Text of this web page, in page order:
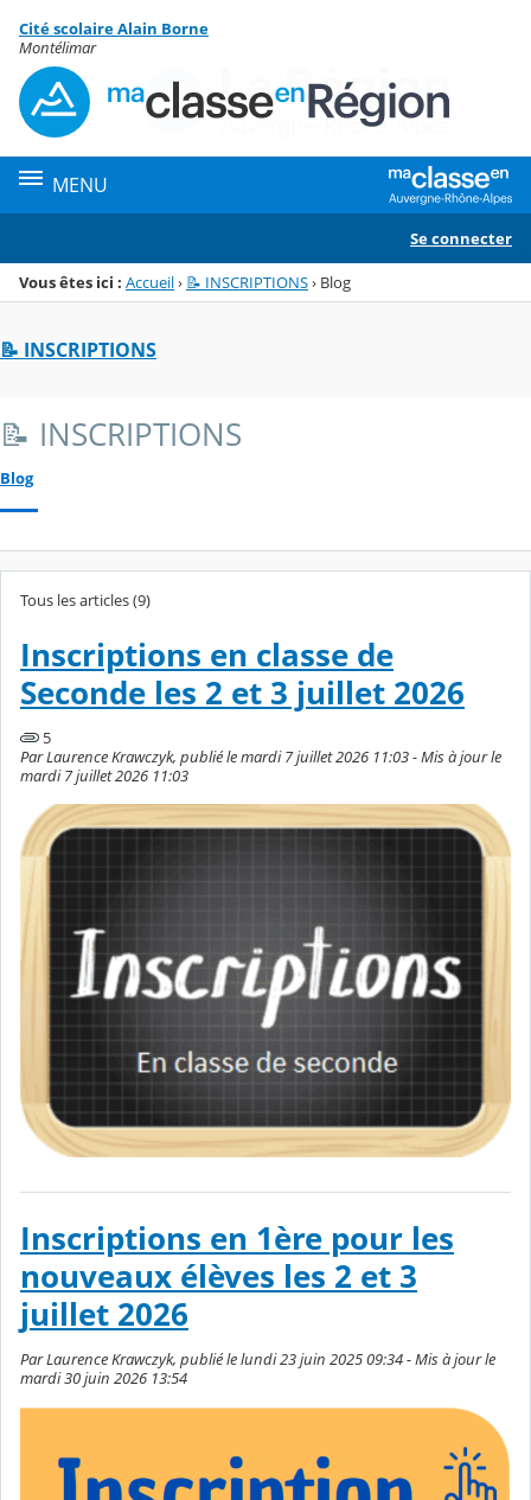
Menu de la rubrique
Contenu
Cité scolaire Alain Borne
Montélimar
MENU
Se connecter
Vous êtes ici : Accueil› 📝 INSCRIPTIONS› Blog
📝 INSCRIPTIONS
📝 INSCRIPTIONS
Blog
Tous les articles (9)
Inscriptions en classe de
Seconde les 2 et 3 juillet 2026
5
Par Laurence Krawczyk, publié le mardi 7 juillet 2026 11:03 - Mis à jour le
mardi 7 juillet 2026 11:03
Inscriptions en 1ère pour les
nouveaux élèves les 2 et 3
juillet 2026
Par Laurence Krawczyk, publié le lundi 23 juin 2025 09:34 - Mis à jour le
mardi 30 juin 2026 13:54